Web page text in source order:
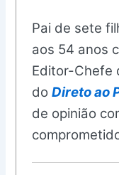
Pai de sete
aos 54 anos
Editor-Chefe
doDireto ao
de opinião